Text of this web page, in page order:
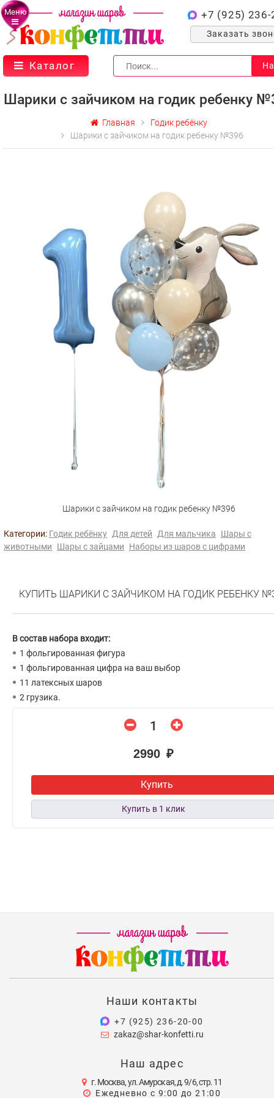
Меню +7 (925) 236-
Заказать
Каталог
Шарики с зайчиком на годик ребенку
Главная
Годик ребёнку
Шарики с зайчиком на годик ребенку №396
Шарики с зайчиком на годик ребенку №396
Категории: Годик ребёнку Для детей Для мальчика
Шары с
животными
Шары с зайцами Наборы из шаров с цифрами
КУПИТЬ ШАРИКИ С ЗАЙЧИКОМ НА ГОДИК РЕБЕНКУ
В состав набора входит:
1 фольгированная фигура
1 фольгированная цифра на ваш выбор
11 латексных шаров
2 грузика.
2990 ₽
Купить
Наши контакты
+7 (925) 236-20-00
zakaz@shar-konfetti.ru
Наш адрес
г. Москва, ул. Амурская, д. 9/6, стр. 11
Ежедневно с 9:00 до 21:00